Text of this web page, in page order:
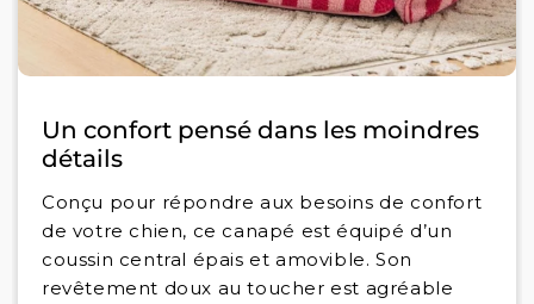
Un confort pensé dans les moindres
détails
Conçu pour répondre aux besoins de confort
de votre chien, ce canapé est équipé d’un
coussin central épais et amovible. Son
revêtement doux au toucher est agréable